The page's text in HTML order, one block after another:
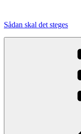
indhold
Sådan skal det steges